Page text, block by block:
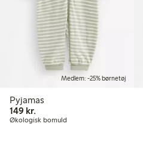
Medlem: -25% børnetøj
Pyjamas
149 kr.
Økologisk bomuld